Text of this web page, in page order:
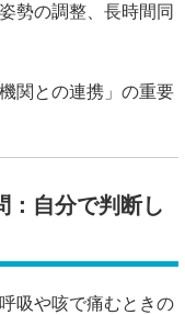
勢の調整、長時間同
関との連携」の重要
：自分で判断し
吸や咳で痛むときの